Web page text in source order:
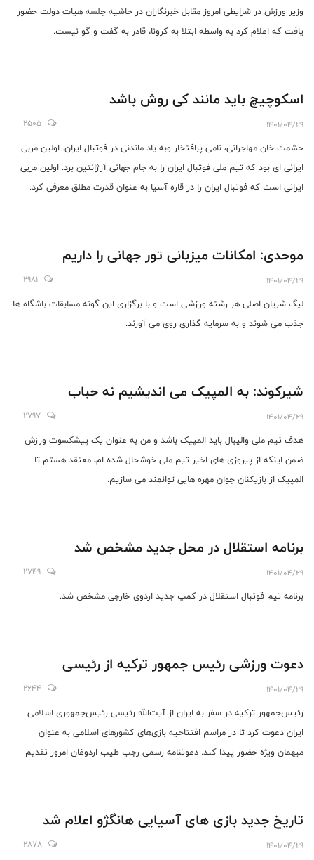
وزیر ورزش در شرایطی امروز مقابل خبرنگاران در حاشیه جلسه هیات دولت حضور
یافت که اعلام کرد به واسطه ابتلا به کرونا، قادر به گفت و گو نیست.
اسکوچیچ باید مانند کی روش باشد
1401/04/29
2505
حشمت خان مهاجرانی، نامی پرافتخار وبه یاد ماندنی در فوتبال ایران. اولین مربی
ایرانی ای بود که تیم ملی فوتبال ایران را به جام جهانی آرژانتین برد. اولین مربی
ایرانی است که فوتبال ایران را در قاره آسیا به عنوان قدرت مطلق معرفی کرد.
موحدی: امکانات میزبانی تور جهانی را داریم
1401/04/29
2981
لیگ شریان اصلی هر رشته ورزشی است و با برگزاری این گونه مسابقات باشگاه ها
جذب می شوند و به سرمایه گذاری روی می آورند.
شیرکوند: به المپیک می اندیشیم نه حباب
1401/04/29
2797
هدف تیم ملی والیبال باید المپیک باشد و من به عنوان یک پیشکسوت ورزش
ضمن اینکه از پیروزی های اخیر تیم ملی خوشحال شده ام، معتقد هستم تا
المپیک از بازیکنان جوان مهره هایی توانمند می سازیم.
برنامه استقلال در محل جدید مشخص شد
1401/04/29
2749
برنامه تیم فوتبال استقلال در کمپ جدید اردوی خارجی مشخص شد.
دعوت ورزشی رئیس جمهور ترکیه از رئیسی
1401/04/29
2644
رئیس‌جمهور ترکیه در سفر به ایران از آیت‌الله رئیسی رئیس‌جمهوری اسلامی
ایران دعوت کرد تا در مراسم افتتاحیه بازی‌های کشورهای اسلامی به عنوان
میهمان ویژه حضور پیدا کند. دعوتنامه رسمی رجب طیب اردوغان امروز تقدیم
تاریخ جدید بازی های آسیایی هانگژو اعلام شد
1401/04/29
2878